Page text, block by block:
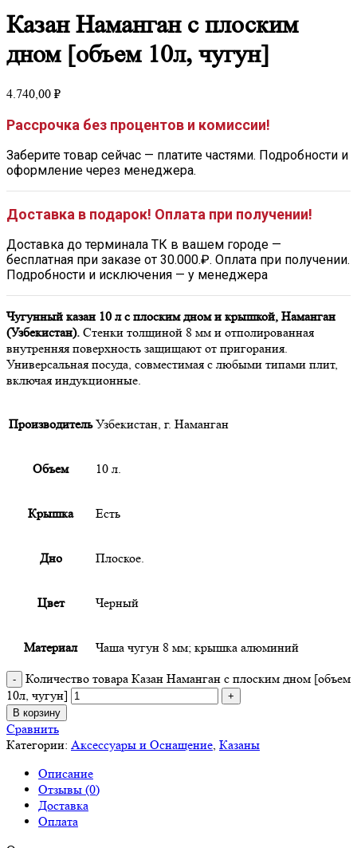
Казан Наманган с плоским
дном [объем 10л, чугун]
4.740,00 ₽
Рассрочка без процентов и комиссии!
Заберите товар сейчас — платите частями. Подробности и
оформление через менеджера.
Доставка в подарок! Оплата при получении!
Доставка до терминала ТК в вашем городе —
бесплатная при заказе от 30.000.₽. Оплата при получении.
Подробности и исключения — у менеджера
Чугунный казан 10 л с плоским дном и крышкой, Наманган
(Узбекистан). Стенки толщиной 8 мм и отполированная
внутренняя поверхность защищают от пригорания.
Универсальная посуда, совместимая с любыми типами плит,
включая индукционные.
Производитель Узбекистан, г. Наманган
Объем 10 л.
Крышка Есть
Дно Плоское.
Цвет Черный
Материал Чаша чугун 8 мм; крышка алюминий
Количество товара Казан Наманган с плоским дном [объем
10л, чугун]
В корзину
Сравнить
Категории: Аксессуары и Оснащение, Казаны
Описание
Отзывы (0)
Доставка
Оплата